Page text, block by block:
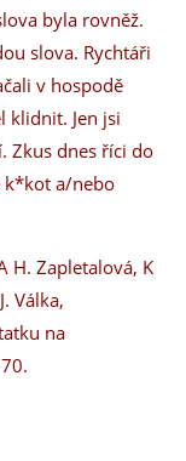
byla rovněž.
slova. Rychtáři
v hospodě
klidnit. Jen jsi
Zkus dnes říci do
k*kot a/nebo
H. Zapletalová, K
Válka,
na